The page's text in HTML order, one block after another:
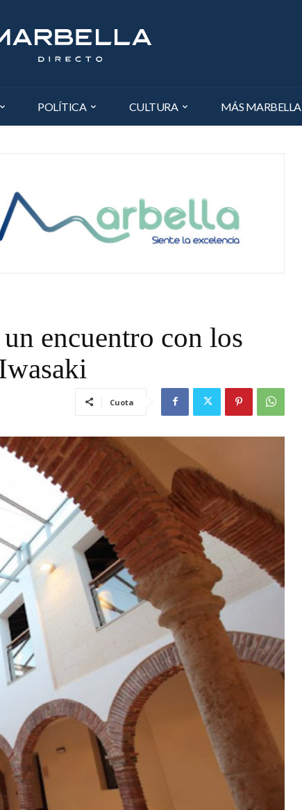
POLÍTICA CULTURA MÁS MARBELLA
encuentro con los
Cuota